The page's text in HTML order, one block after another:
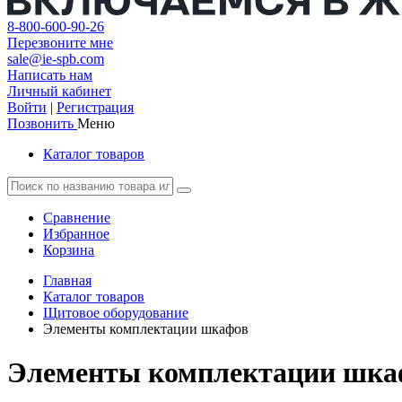
8-800-600-90-26
Перезвоните мне
sale@ie-spb.com
Написать нам
Личный кабинет
Войти | Регистрация
Позвонить Меню
Каталог товаров
Сравнение
Избранное
Корзина
Главная
Каталог товаров
Щитовое оборудование
Элементы комплектации шкафов
Элементы комплектации